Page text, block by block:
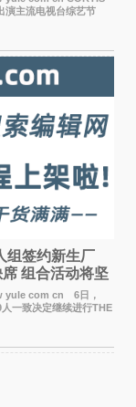
演主流电视台综艺节
力。 马丁出演了5日
》Fashion与Passion
组签约新生厂
组合活动将坚
com cn 6日，
一致决定继续进行THE
完成了组合团体活动
下进行活动准备。尚未